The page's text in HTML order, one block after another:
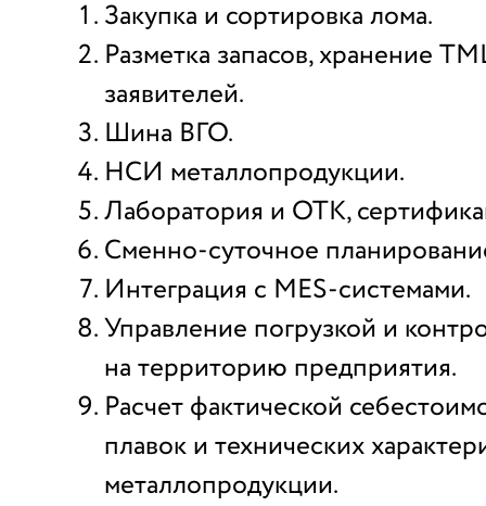
Закупка и сортировка лома.
Разметка запасов, хранение
заявителей.
Шина ВГО.
НСИ металлопродукции.
Лаборатория и ОТК,
Сменно-суточное
Интеграция с MES-системами.
Управление погрузкой и
на территорию предприятия.
Расчет фактической
плавок и технических
металлопродукции.